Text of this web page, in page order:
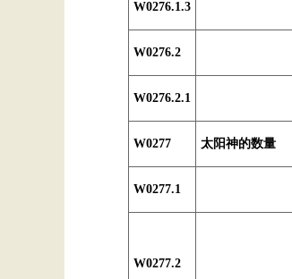
W0276.1.3
W0276.2
W0276.2.1
W0277 太阳神的数量
W0277.1
W0277.2